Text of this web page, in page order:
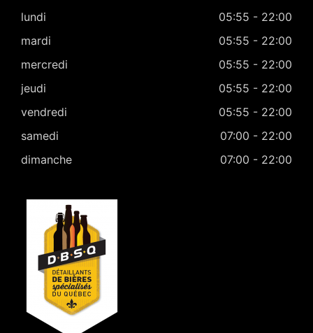
lundi
05:55 - 22:00
mardi
05:55 - 22:00
mercredi
05:55 - 22:00
jeudi
05:55 - 22:00
vendredi
05:55 - 22:00
samedi
07:00 - 22:00
dimanche
07:00 - 22:00